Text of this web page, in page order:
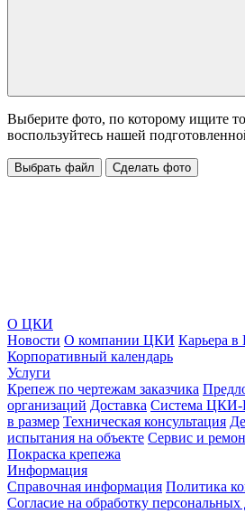
Выберите фото, по которому ищите
воспользуйтесь нашей
Выбрать файл Сделать фото
О ЦКИ
Новости О компании ЦКИ Карьера
Корпоративный календарь
Услуги
Крепеж по чертежам заказчика
организаций Доставка Система ЦКИ-
в размер Техническая консультация
испытания на объекте Сервис и
Покраска крепежа
Информация
Справочная информация Политика
Согласие на обработку